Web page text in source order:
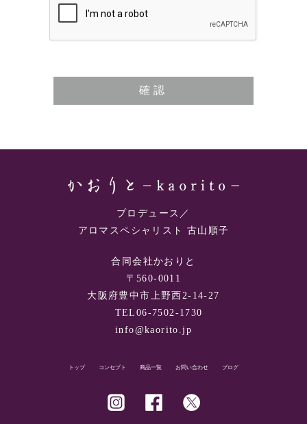
プロデュース／
アロマスペシャリスト 古山順子
合同会社かおりと
〒560-0011
大阪府豊中市上野西2-14-27
TEL06-7502-1730
info@kaorito.jp
トップ コンセプト 商品一覧 お問い合わせ ブログ